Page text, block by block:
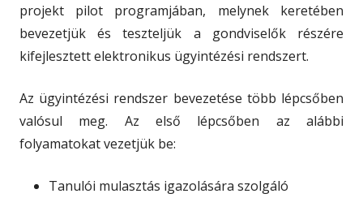
projekt pilot programjában, melynek keretében
bevezetjük és teszteljük a gondviselők részére
kifejlesztett elektronikus ügyintézési rendszert.
Az ügyintézési rendszer bevezetése több lépcsőben
valósul meg. Az első lépcsőben az alábbi
folyamatokat vezetjük be:
Tanulói mulasztás igazolására szolgáló